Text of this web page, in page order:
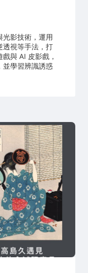
光影技術，運用
透視等手法，打
與 AI 皮影戲，
並學習辨識誘惑